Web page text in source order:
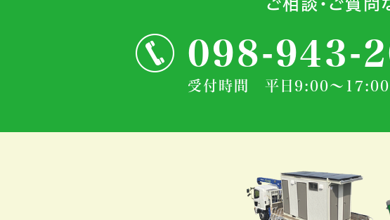
ご相談・ご質問
098-943-
受付時間 平日9:00～17:00